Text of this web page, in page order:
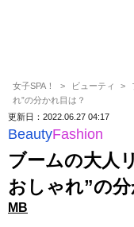
女子SPA！ ビューティ
れ”の分かれ目は？
更新日：2022.06.27 04:17
BeautyFashion
ブームの大人
おしゃれ”の
MB